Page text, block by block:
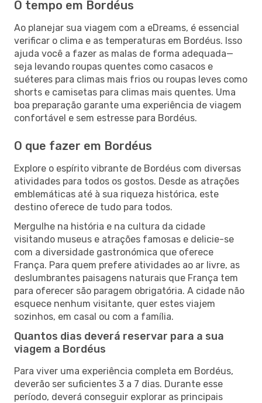
O tempo em Bordéus
Ao planejar sua viagem com a eDreams, é essencial
verificar o clima e as temperaturas em Bordéus. Isso
ajuda você a fazer as malas de forma adequada—
seja levando roupas quentes como casacos e
suéteres para climas mais frios ou roupas leves como
shorts e camisetas para climas mais quentes. Uma
boa preparação garante uma experiência de viagem
confortável e sem estresse para Bordéus.
O que fazer em Bordéus
Explore o espírito vibrante de Bordéus com diversas
atividades para todos os gostos. Desde as atrações
emblemáticas até à sua riqueza histórica, este
destino oferece de tudo para todos.
Mergulhe na história e na cultura da cidade
visitando museus e atrações famosas e delicie-se
com a diversidade gastronómica que oferece
França. Para quem prefere atividades ao ar livre, as
deslumbrantes paisagens naturais que França tem
para oferecer são paragem obrigatória. A cidade não
esquece nenhum visitante, quer estes viajem
sozinhos, em casal ou com a família.
Quantos dias deverá reservar para a sua
viagem a Bordéus
Para viver uma experiência completa em Bordéus,
deverão ser suficientes 3 a 7 dias. Durante esse
período, deverá conseguir explorar as principais